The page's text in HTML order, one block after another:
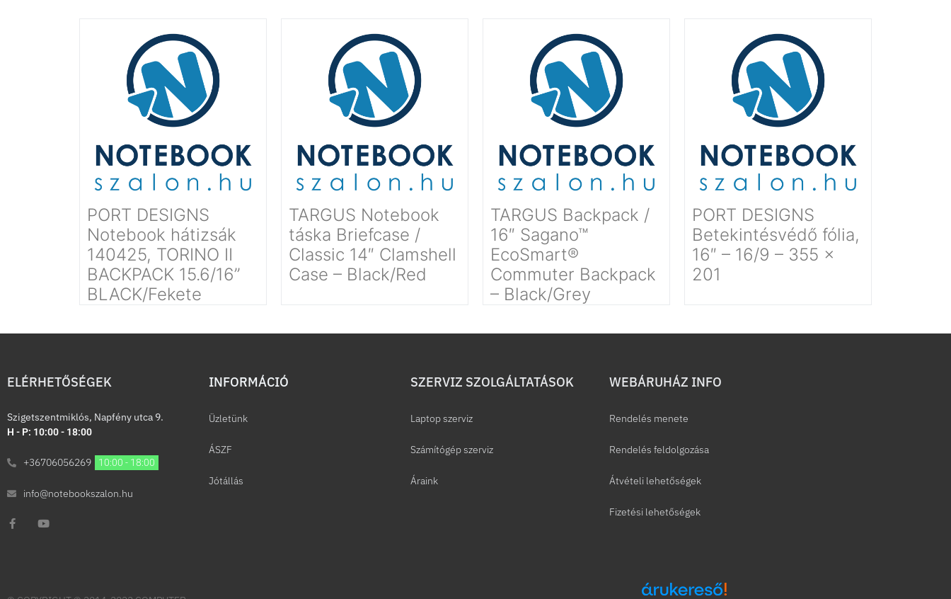
PORT DESIGNS
Notebook hátizsák
140425, TORINO II
BACKPACK 15.6/16’’
BLACK/Fekete
TARGUS Notebook
táska Briefcase /
Classic 14″ Clamshell
Case – Black/Red
TARGUS Backpack /
16″ Sagano™
EcoSmart®
Commuter Backpack
– Black/Grey
PORT DESIGNS
Betekintésvédő fólia,
16″ – 16/9 – 355 x
201
ELÉRHETŐSÉGEK
Szigetszentmiklós, Napfény utca 9.
H - P: 10:00 - 18:00
+36706056269 10:00 - 18:00
info@notebookszalon.hu
INFORMÁCIÓ​
Üzletünk
ÁSZF
Jótállás
SZERVIZ SZOLGÁLTATÁSOK
Laptop szerviz
Számítógép szerviz
Áraink
WEBÁRUHÁZ INFO
Rendelés menete
Rendelés feldolgozása
Átvételi lehetőségek
Fizetési lehetőségek